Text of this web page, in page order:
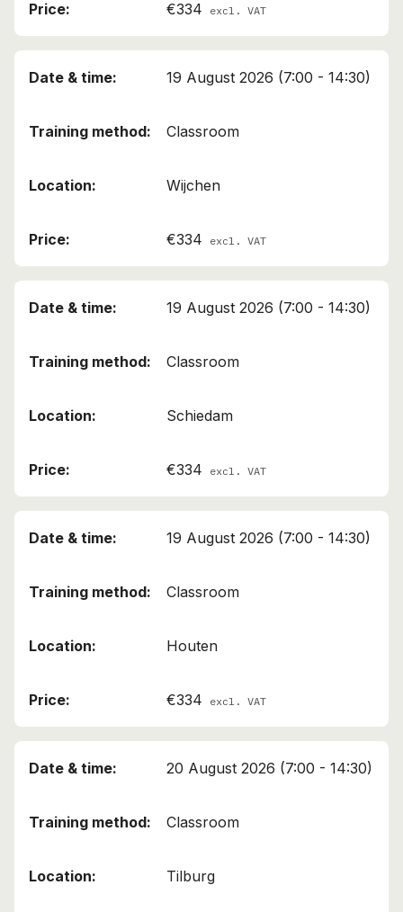
€334 excl. VAT
19 August 2026 (7:00 - 14:30)
Classroom
Wijchen
€334 excl. VAT
19 August 2026 (7:00 - 14:30)
Classroom
Schiedam
€334 excl. VAT
19 August 2026 (7:00 - 14:30)
Classroom
Houten
€334 excl. VAT
20 August 2026 (7:00 - 14:30)
Classroom
Tilburg